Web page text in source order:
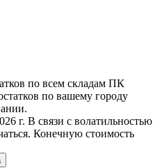
по всем складам ПК
по вашему городу
г. В связи с волатильностью
Конечную стоимость